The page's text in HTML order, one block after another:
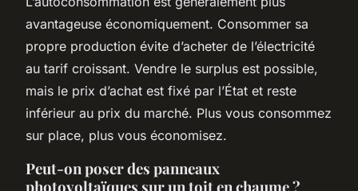
avantageuse économiquement. Consommer sa
propre production évite d’acheter de l’électricité
au tarif croissant. Vendre le surplus est possible,
mais le prix d’achat est fixé par l’État et reste
inférieur au prix du marché. Plus vous consommez
sur place, plus vous économisez.
Peut-on poser des panneaux
photovoltaïques sur un toit en chaume ?